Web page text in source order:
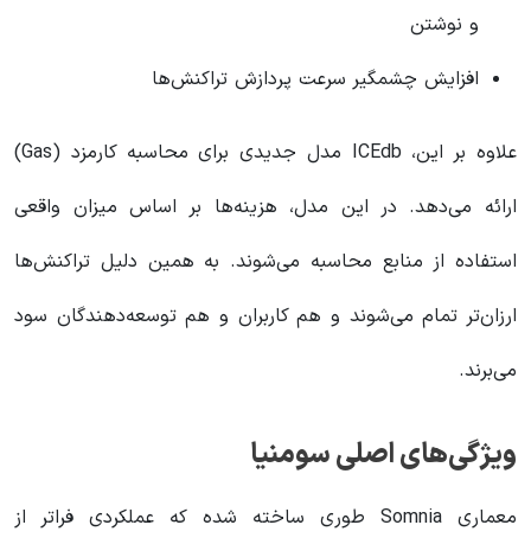
و نوشتن
افزایش چشمگیر سرعت پردازش تراکنش‌ها
علاوه بر این، ICEdb مدل جدیدی برای محاسبه کارمزد (Gas)
ارائه می‌دهد. در این مدل، هزینه‌ها بر اساس میزان واقعی
استفاده از منابع محاسبه می‌شوند. به همین دلیل تراکنش‌ها
ارزان‌تر تمام می‌شوند و هم کاربران و هم توسعه‌دهندگان سود
می‌برند.
ویژگی‌های اصلی سومنیا
معماری Somnia طوری ساخته شده که عملکردی فراتر از